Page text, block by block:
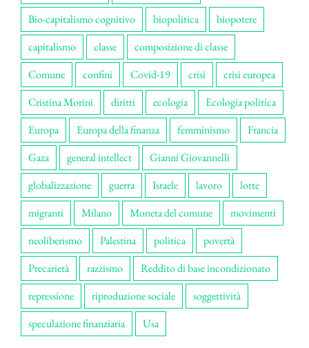
Bio-capitalismo cognitivo
biopolitica
biopotere
capitalismo
classe
composizione di classe
Comune
confini Covid-19 crisi
crisi europea
Cristina Morini
diritti ecologia
Ecologia politica
Europa
Europa della finanza femminismo
Francia
Gaza
general intellect
Gianni Giovannelli
globalizzazione
guerra Israele lavoro
lotte
migranti
Milano Moneta del comune
movimenti
neoliberismo
Palestina politica
povertà
Precarietà
razzismo
Reddito di base incondizionato
repressione
riproduzione sociale
soggettività
speculazione finanziaria
Usa